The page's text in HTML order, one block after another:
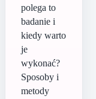
polega to
badanie i
kiedy warto
je
wykonać?
Sposoby i
metody